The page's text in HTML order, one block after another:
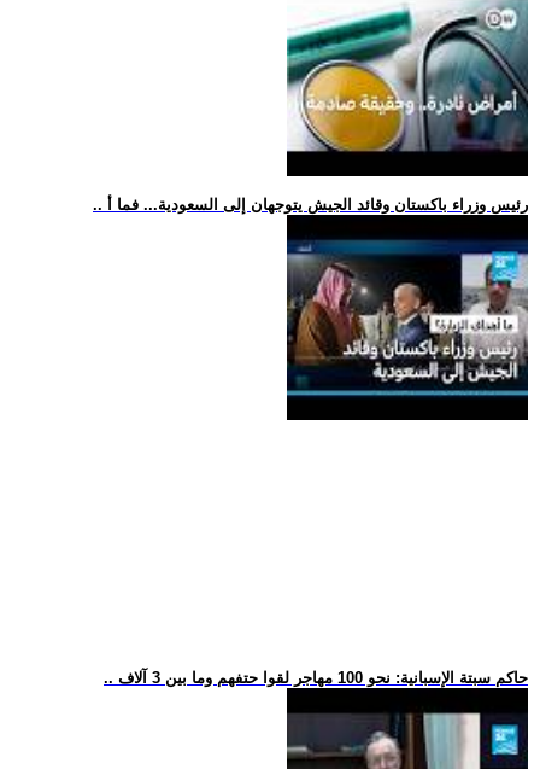
.. رئيس وزراء باكستان وقائد الجيش يتوجهان إلى السعودية... فما أ
.. حاكم سبتة الإسبانية: نحو 100 مهاجر لقوا حتفهم وما بين 3 آلاف